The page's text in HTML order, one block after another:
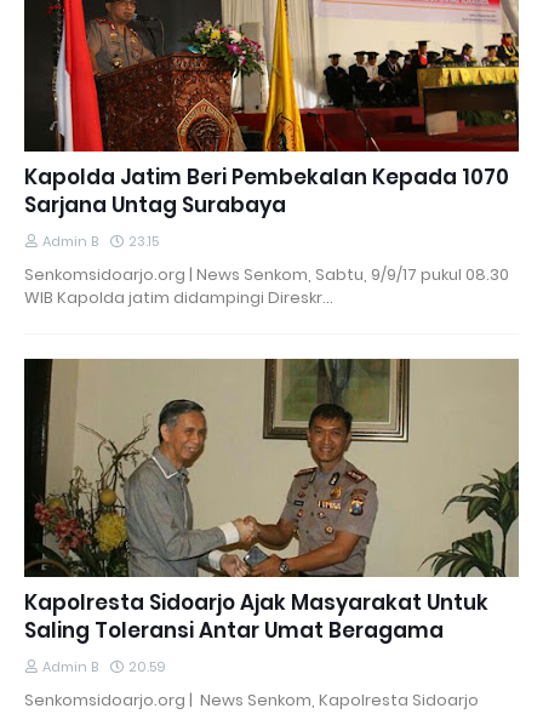
Kapolda Jatim Beri Pembekalan Kepada 1070
Sarjana Untag Surabaya
Admin B 23.15
Senkomsidoarjo.org | News Senkom, Sabtu, 9/9/17 pukul 08.30
WIB Kapolda jatim didampingi Direskr…
Kapolresta Sidoarjo Ajak Masyarakat Untuk
Saling Toleransi Antar Umat Beragama
Admin B 20.59
Senkomsidoarjo.org | News Senkom, Kapolresta Sidoarjo